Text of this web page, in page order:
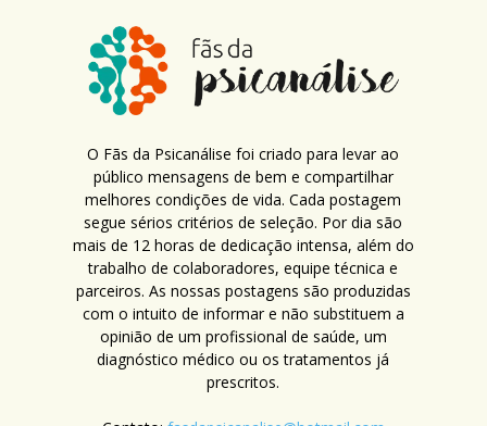
O Fãs da Psicanálise foi criado para levar ao
público mensagens de bem e compartilhar
melhores condições de vida. Cada postagem
segue sérios critérios de seleção. Por dia são
mais de 12 horas de dedicação intensa, além do
trabalho de colaboradores, equipe técnica e
parceiros. As nossas postagens são produzidas
com o intuito de informar e não substituem a
opinião de um profissional de saúde, um
diagnóstico médico ou os tratamentos já
prescritos.